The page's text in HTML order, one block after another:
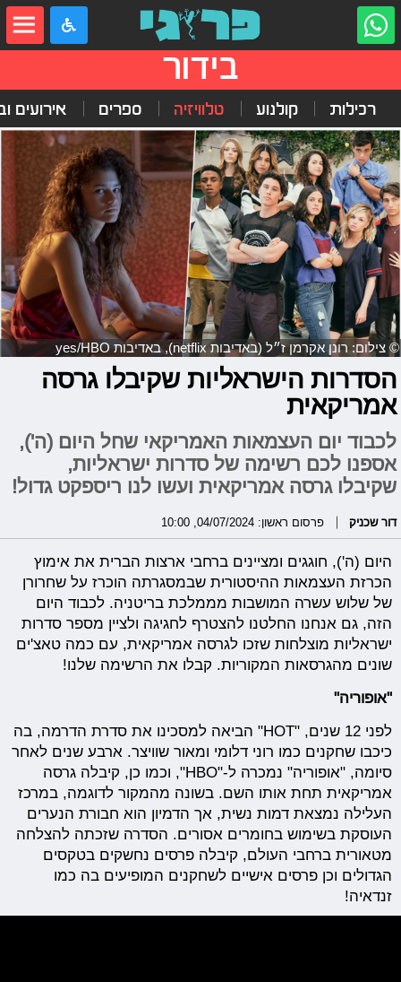
בידור
רכילות קולנוע טלוויזיה ספרים אירועים
© צילום: רונן אקרמן ז״ל (באדיבות netflix), באדיבות yes/HBO
הסדרות הישראליות שקיבלו גרסה
אמריקאית
לכבוד יום העצמאות האמריקאי שחל היום (ה'),
אספנו לכם רשימה של סדרות ישראליות,
שקיבלו גרסה אמריקאית ועשו לנו ריספקט גדול!
דור שכניק פרסום ראשון: 04/07/2024, 10:00
היום (ה'), חוגגים ומציינים ברחבי ארצות הברית את אימוץ
הכרזת העצמאות ההיסטורית שבמסגרתה הוכרז על שחרורן
של שלוש עשרה המושבות מממלכת בריטניה. לכבוד היום
הזה, גם אנחנו החלטנו להצטרף לחגיגה ולציין מספר סדרות
ישראליות מוצלחות שזכו לגרסה אמריקאית, עם כמה טאצ'ים
שונים מהגרסאות המקוריות. קבלו את הרשימה שלנו!
"אופוריה"
לפני 12 שנים, "HOT" הביאה למסכינו את סדרת הדרמה, בה
כיכבו שחקנים כמו רוני דלומי ומאור שוויצר. ארבע שנים לאחר
סיומה, "אופוריה" נמכרה ל-"HBO", וכמו כן, קיבלה גרסה
אמריקאית תחת אותו השם. בשונה מהמקור לדוגמה, במרכז
העלילה נמצאת דמות נשית, אך הדמיון הוא חבורת הנערים
העוסקת בשימוש בחומרים אסורים. הסדרה שזכתה להצלחה
מטאורית ברחבי העולם, קיבלה פרסים נחשקים בטקסים
הגדולים וכן פרסים אישיים לשחקנים המופיעים בה כמו
זנדאיה!